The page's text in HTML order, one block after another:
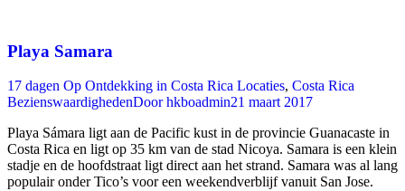
Playa Samara
17 dagen Op Ontdekking in Costa Rica Locaties, Costa Rica
BezienswaardighedenDoorhkboadmin21 maart 2017
Playa Sámara ligt aan de Pacific kust in de provincie Guanacaste in
Costa Rica en ligt op 35 km van de stad Nicoya. Samara is een klein
stadje en de hoofdstraat ligt direct aan het strand. Samara was al lang
populair onder Tico’s voor een weekendverblijf vanuit San Jose.